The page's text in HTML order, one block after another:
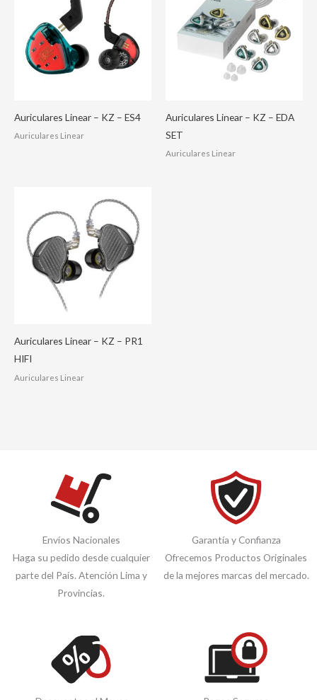
Auriculares Linear – KZ – ES4
Auriculares Linear
Auriculares Linear – KZ – EDA
SET
Auriculares Linear
Auriculares Linear – KZ – PR1
HIFI
Auriculares Linear
Envíos Nacionales
Haga su pedido desde cualquier
parte del País. Atención Lima y
Provincias.
Garantía y Confianza
Ofrecemos Productos Originales
de la mejores marcas del mercado.